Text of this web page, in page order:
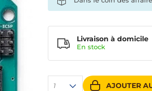
1 AJOUTER
Livraison à domicile
En stock